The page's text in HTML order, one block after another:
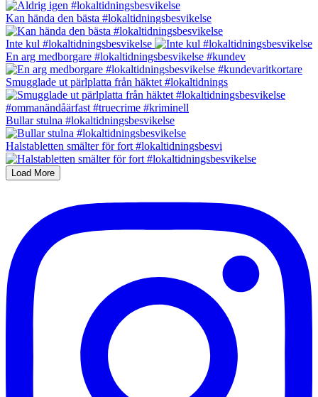
Kan hända den bästa #lokaltidningsbesvikelse
Inte kul #lokaltidningsbesvikelse
En arg medborgare #lokaltidningsbesvikelse #kundev
Smugglade ut pärlplatta från häktet #lokaltidnings
Bullar stulna #lokaltidningsbesvikelse
Halstabletten smälter för fort #lokaltidningsbesvi
Load More